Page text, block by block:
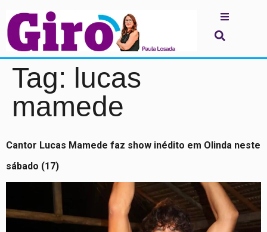
Tag: lucas
mamede
Cantor Lucas Mamede faz show inédito em Olinda neste
sábado (17)